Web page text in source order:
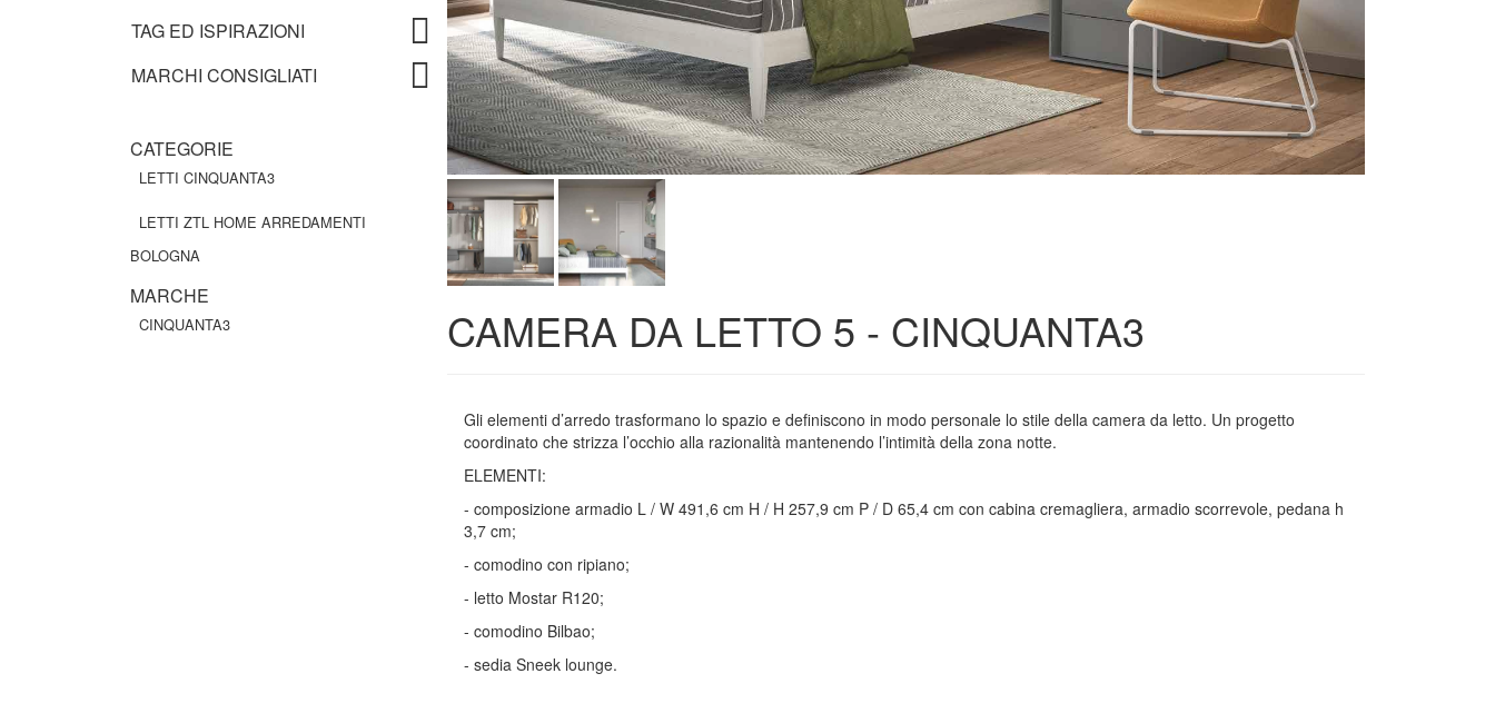
TAG ED ISPIRAZIONI
MARCHI CONSIGLIATI
CATEGORIE
LETTI CINQUANTA3
LETTI ZTL HOME ARREDAMENTI
BOLOGNA
MARCHE
CINQUANTA3 CAMERA DA LETTO 5 - CINQUANTA3
Gli elementi d’arredo trasformano lo spazio e definiscono in modo personale lo stile della camera da letto. Un progetto
coordinato che strizza l’occhio alla razionalità mantenendo l’intimità della zona notte.
ELEMENTI:
- composizione armadio L / W 491,6 cm H / H 257,9 cm P / D 65,4 cm con cabina cremagliera, armadio scorrevole, pedana h
3,7 cm;
- comodino con ripiano;
- letto Mostar R120;
- comodino Bilbao;
- sedia Sneek lounge.